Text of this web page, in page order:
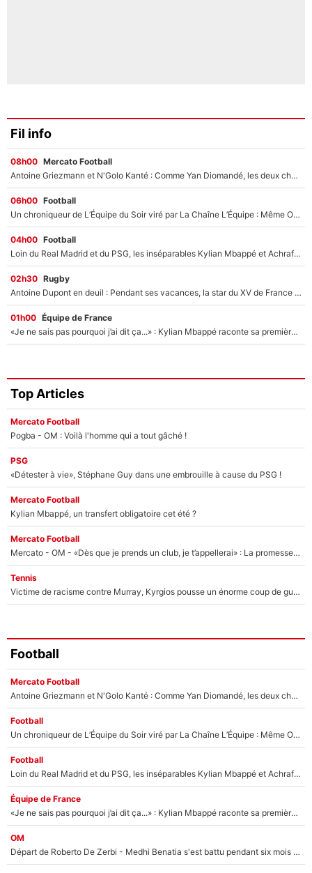
Fil info
08h00 Mercato Football
Antoine Griezmann et N'Golo Kanté : Comme Yan Diomandé, les deux champions du monde ont refusé de signer au PSG !
06h00 Football
Un chroniqueur de L’Équipe du Soir viré par La Chaîne L’Équipe : Même Olivier Ménard n’avait pas pu empêcher son départ, «je l’ai appris sur Twitter, je l’ai vécu assez mal»
04h00 Football
Loin du Real Madrid et du PSG, les inséparables Kylian Mbappé et Achraf Hakimi changent d'équipe le temps d'une journée !
02h30 Rugby
Antoine Dupont en deuil : Pendant ses vacances, la star du XV de France a perdu sa grand-mère
01h00 Équipe de France
«Je ne sais pas pourquoi j’ai dit ça...» : Kylian Mbappé raconte sa première rencontre avec Zinédine Zidane (et c’est très drôle)
Top Articles
Mercato Football
Pogba - OM : Voilà l'homme qui a tout gâché !
PSG
«Détester à vie», Stéphane Guy dans une embrouille à cause du PSG !
Mercato Football
Kylian Mbappé, un transfert obligatoire cet été ?
Mercato Football
Mercato - OM - «Dès que je prends un club, je t’appellerai» : La promesse de Marcelino au moment de claquer la porte
Tennis
Victime de racisme contre Murray, Kyrgios pousse un énorme coup de gueule !
Football
Mercato Football
Antoine Griezmann et N'Golo Kanté : Comme Yan Diomandé, les deux champions du monde ont refusé de signer au PSG !
Football
Un chroniqueur de L’Équipe du Soir viré par La Chaîne L’Équipe : Même Olivier Ménard n’avait pas pu empêcher son départ, «je l’ai appris sur Twitter, je l’ai vécu assez mal»
Football
Loin du Real Madrid et du PSG, les inséparables Kylian Mbappé et Achraf Hakimi changent d'équipe le temps d'une journée !
Équipe de France
«Je ne sais pas pourquoi j’ai dit ça...» : Kylian Mbappé raconte sa première rencontre avec Zinédine Zidane (et c’est très drôle)
OM
Départ de Roberto De Zerbi - Medhi Benatia s'est battu pendant six mois pour le retenir à l'OM, le PSG a été le naufrage de trop : «Je pars avec toi»